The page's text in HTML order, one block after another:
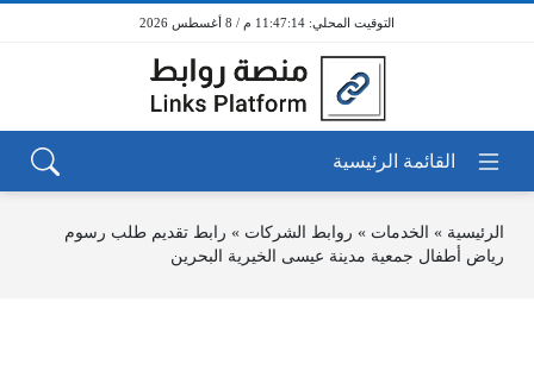
11:47:14 م / 8 أغسطس 2026
الرئيسية » الخدمات » روابط الشركات » رابط تقديم طلب رسوم
رياض أطفال جمعية مدينة عيسى الخيرية البحرين